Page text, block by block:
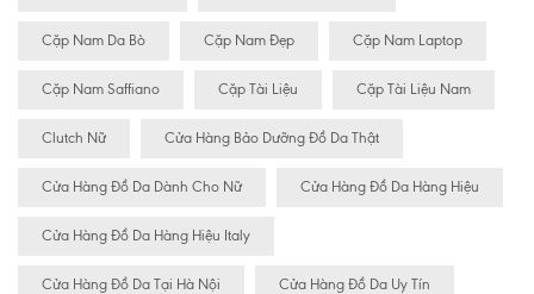
Cặp Nam Da Bò Cặp Nam Đẹp Cặp Nam Laptop
Cặp Nam Saffiano Cặp Tài Liệu Cặp Tài Liệu Nam
Clutch Nữ Cửa Hàng Bảo Dưỡng Đồ Da Thật
Cửa Hàng Đồ Da Dành Cho Nữ Cửa Hàng Đồ Da Hàng Hiệu
Cửa Hàng Đồ Da Hàng Hiệu Italy
Cửa Hàng Đồ Da Tại Hà Nội Cửa Hàng Đồ Da Uy Tín